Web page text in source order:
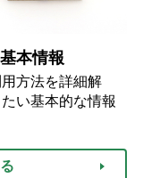
本情報
方法を詳細解
い基本的な情報